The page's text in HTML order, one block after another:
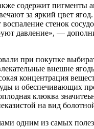
за яркий цвет
стенок
давление», —
при покупке
внешне
концентрация
и обеспечивающих
клюква
на вид
одним из самых